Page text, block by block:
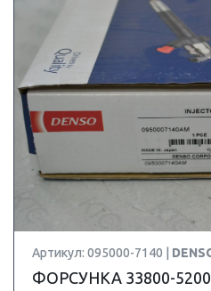
Артикул: 095000-7140 |
ФОРСУНКА 33800-